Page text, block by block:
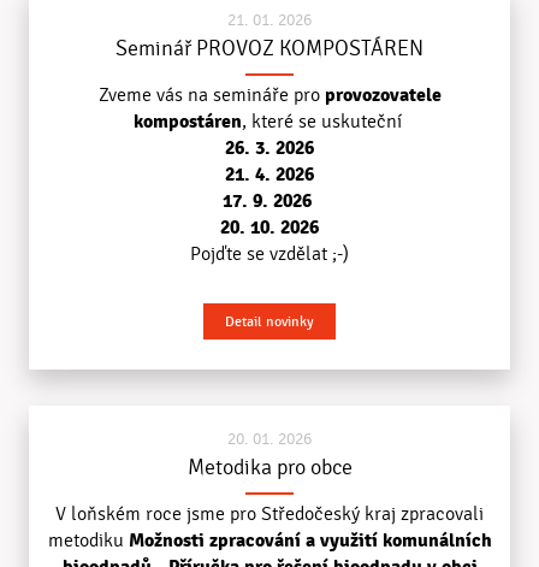
21. 01. 2026
Seminář PROVOZ KOMPOSTÁREN
Zveme vás na semináře pro provozovatele
kompostáren, které se uskuteční
26. 3. 2026
21. 4. 2026
17. 9. 2026
20. 10. 2026
Pojďte se vzdělat ;-)
Detail novinky
20. 01. 2026
Metodika pro obce
V loňském roce jsme pro Středočeský kraj zpracovali
metodiku Možnosti zpracování a využití komunálních